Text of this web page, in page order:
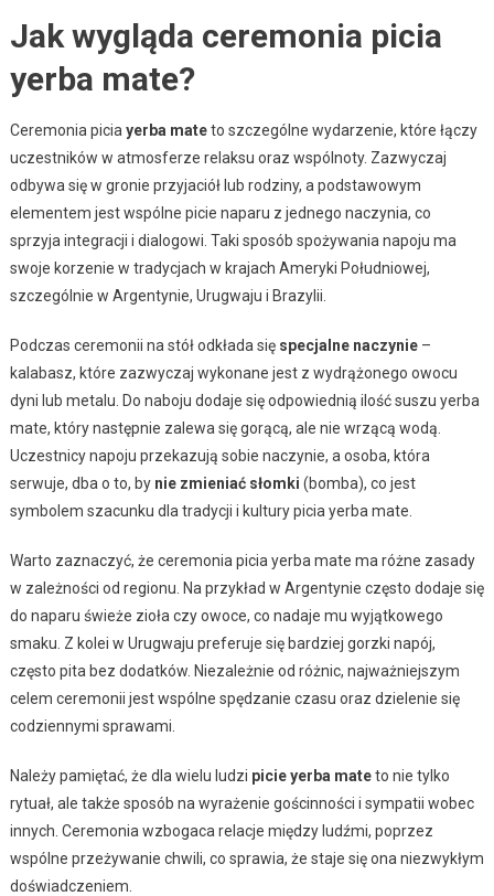
Jak wygląda ceremonia picia
yerba mate?
Ceremonia picia yerba mateto szczególne wydarzenie, które łączy
uczestników w atmosferze relaksu oraz wspólnoty. Zazwyczaj
odbywa się w gronie przyjaciół lub rodziny, a podstawowym
elementem jest wspólne picie naparu z jednego naczynia, co
sprzyja integracji i dialogowi. Taki sposób spożywania napoju ma
swoje korzenie w tradycjach w krajach Ameryki Południowej,
szczególnie w Argentynie, Urugwaju i Brazylii.
Podczas ceremonii na stół odkłada się specjalne naczynie–
kalabasz, które zazwyczaj wykonane jest z wydrążonego owocu
dyni lub metalu. Do naboju dodaje się odpowiednią ilość suszu yerba
mate, który następnie zalewa się gorącą, ale nie wrzącą wodą.
Uczestnicy napoju przekazują sobie naczynie, a osoba, która
serwuje, dba o to, by nie zmieniać słomki (bomba), co jest
symbolem szacunku dla tradycji i kultury picia yerba mate.
Warto zaznaczyć, że ceremonia picia yerba mate ma różne zasady
w zależności od regionu. Na przykład w Argentynie często dodaje się
do naparu świeże zioła czy owoce, co nadaje mu wyjątkowego
smaku. Z kolei w Urugwaju preferuje się bardziej gorzki napój,
często pita bez dodatków. Niezależnie od różnic, najważniejszym
celem ceremonii jest wspólne spędzanie czasu oraz dzielenie się
codziennymi sprawami.
Należy pamiętać, że dla wielu ludzi picie yerba mateto nie tylko
rytuał, ale także sposób na wyrażenie gościnności i sympatii wobec
innych. Ceremonia wzbogaca relacje między ludźmi, poprzez
wspólne przeżywanie chwili, co sprawia, że staje się ona niezwykłym
doświadczeniem.